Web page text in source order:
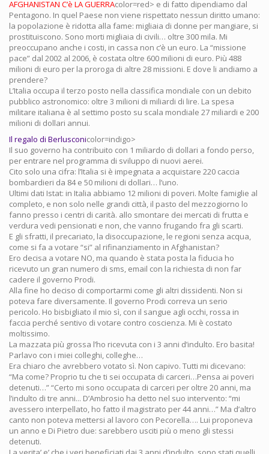
AFGHANISTAN C’è LA GUERRAcolor=red> e di fatto dipendiamo dal
Pentagono. In quel Paese non viene rispettato nessun diritto umano:
la popolazione è ridotta alla fame: migliaia di donne per mangiare, si
prostituiscono. Sono morti migliaia di civili… oltre 300 mila. Mi
preoccupano anche i costi, in cassa non c’è un euro. La “missione
pace” dal 2002 al 2006, è costata oltre 600 milioni di euro. Più 488
milioni di euro per la proroga di altre 28 missioni. E dove li andiamo a
prendere?
L’Italia occupa il terzo posto nella classifica mondiale con un debito
pubblico astronomico: oltre 3 milioni di miliardi di lire. La spesa
militare italiana è al settimo posto su scala mondiale 27 miliardi e 200
milioni di dollari annui.
Il regalo di Berlusconicolor=indigo>
Il suo governo ha contribuito con 1 miliardo di dollari a fondo perso,
per entrare nel programma di sviluppo di nuovi aerei.
Cito solo una cifra: l’Italia si è impegnata a acquistare 220 caccia
bombardieri da 84 e 50 milioni di dollari… l’uno.
Ultimi dati Istat: in Italia abbiamo 12 milioni di poveri. Molte famiglie al
completo, e non solo nelle grandi città, il pasto del mezzogiorno lo
fanno presso i centri di carità. allo smontare dei mercati di frutta e
verdura vedi pensionati e non, che vanno frugando fra gli scarti.
E gli sfratti, il precariato, la disoccupazione, le regioni senza acqua,
come si fa a votare “si” al rifinanziamento in Afghanistan?
Ero decisa a votare NO, ma quando è stata posta la fiducia ho
ricevuto un gran numero di sms, email con la richiesta di non far
cadere il governo Prodi.
Alla fine ho deciso di comportarmi come gli altri dissidenti. Non si
poteva fare diversamente. Il governo Prodi correva un serio
pericolo. Ho bisbigliato il mio sì, con il sangue agli occhi, rossa in
faccia perché sentivo di votare contro coscienza. Mi è costato
moltissimo.
La mazzata più grossa l’ho ricevuta con i 3 anni d’indulto. Ero basita!
Parlavo con i miei colleghi, colleghe…
Era chiaro che avrebbero votato sì. Non capivo. Tutti mi dicevano:
“Ma come? Proprio tu che ti sei occupata di carceri…Pensa ai poveri
detenuti…” “Certo mi sono occupata di carceri per oltre 20 anni, ma
l’indulto di tre anni... D’Ambrosio ha detto nel suo intervento: “mi
avessero interpellato, ho fatto il magistrato per 44 anni…” Ma d’altro
canto non poteva mettersi al lavoro con Pecorella…. Lui proponeva
un anno e Di Pietro due: sarebbero usciti più o meno gli stessi
detenuti.